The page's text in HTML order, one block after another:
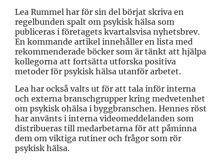
Lea Rummel har för sin del börjat skriva en
regelbunden spalt om psykisk hälsa som
publiceras i företagets kvartalsvisa nyhetsbrev.
En kommande artikel innehåller en lista med
rekommenderade böcker som är tänkt att hjälpa
kollegorna att fortsätta utforska positiva
metoder för psykisk hälsa utanför arbetet.
Lea har också valts ut för att tala inför interna
och externa branschgrupper kring medvetenhet
om psykisk ohälsa i byggbranschen. Hennes röst
har använts i interna videomeddelanden som
distribueras till medarbetarna för att påminna
dem om viktiga rutiner och frågor som rör
psykisk hälsa.